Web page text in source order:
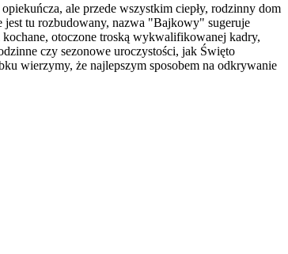
ale przede wszystkim ciepły, rodzinny dom
jest tu rozbudowany, nazwa "Bajkowy" sugeruje
kochane, otoczone troską wykwalifikowanej kadry,
czy sezonowe uroczystości, jak Święto
wierzymy, że najlepszym sposobem na odkrywanie